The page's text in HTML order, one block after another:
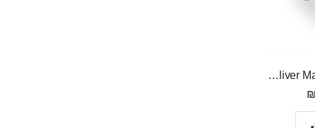
Sliver Male Chastity Cage חגורת צניעות לגבר